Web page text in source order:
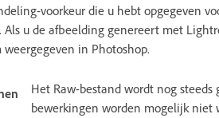
voorkeur die u hebt opgegeven
Als u de afbeelding genereert met
in Photoshop.
Het Raw-bestand wordt nog
bewerkingen worden mogelijk niet